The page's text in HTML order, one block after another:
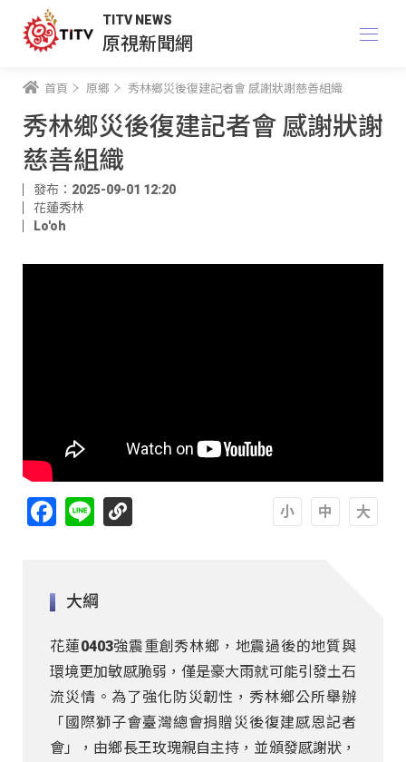
TITV NEWS
原視新聞網
首頁 原鄉 秀林鄉災後復建記者會 感謝狀謝慈善組織
秀林鄉災後復建記者會 感謝狀謝
慈善組織
發布：2025-09-01 12:20
花蓮秀林
Lo'oh
Facebook
Line
大綱
花蓮0403強震重創秀林鄉，地震過後的地質與
環境更加敏感脆弱，僅是豪大雨就可能引發土石
流災情。為了強化防災韌性，秀林鄉公所舉辦
「國際獅子會臺灣總會捐贈災後復建感恩記者
會」，由鄉長王玫瑰親自主持，並頒發感謝狀，